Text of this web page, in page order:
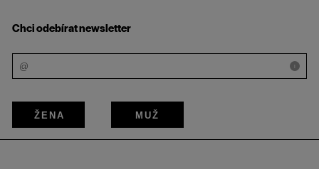
Chci odebírat newsletter
i
ŽENA MUŽ